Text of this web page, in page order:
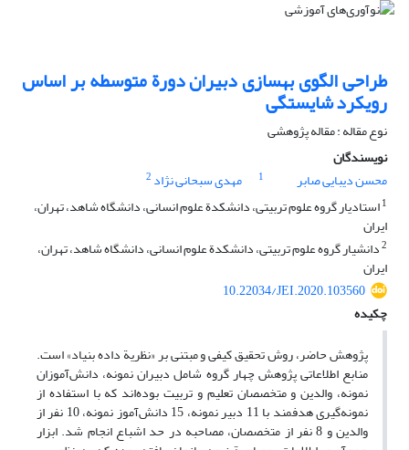
طراحی الگوی بهسازی دبیران دورة متوسطه بر اساس
رویکرد شایستگی
نوع مقاله : مقاله پژوهشی
نویسندگان
محسن دیبایی صابر
1 مهدی سبحانی نژاد 2
1استادیار گروه علوم تربیتی، دانشکدة علوم انسانی، دانشگاه شاهد، تهران،
ایران
2دانشیار گروه علوم تربیتی، دانشکدة علوم انسانی، دانشگاه شاهد، تهران،
ایران
10.22034/JEI.2020.103560
چکیده
پژوهش حاضر، روش تحقیق کیفی و مبتنی بر «نظریة داده بنیاد» است.
منابع اطلاعاتی پژوهش چهار گروه شامل دبیران نمونه، دانش‌آموزان
نمونه، والدین و متخصصان تعلیم و تربیت بوده‌اند که با استفاده از
نمونه‌گیری هدفمند با 11 دبیر نمونه، 15 دانش‌آموز نمونه، 10 نفر از
والدین و 8 نفر از متخصصان، مصاحبه در حد اشباع انجام شد. ابزار